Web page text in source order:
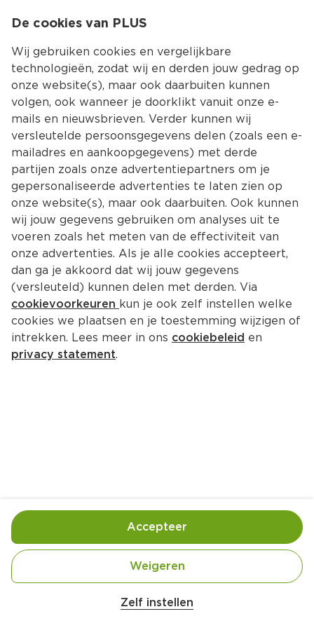
Kies jouw
Terug Producten
Uit de keuken van PLUS Pasta
Tonijn
Handige informatie over dit product
Uit de keuken van PLUS
De cookies van PLUS
Wij gebruiken cookies en vergelijkbare
technologieën, zodat wij en derden jouw gedrag op
onze website(s), maar ook daarbuiten kunnen
volgen, ook wanneer je doorklikt vanuit onze e-
mails en nieuwsbrieven. Verder kunnen wij
versleutelde persoonsgegevens delen (zoals een e-
mailadres en aankoopgegevens) met derde
partijen zoals onze advertentiepartners om je
gepersonaliseerde advertenties te laten zien op
onze website(s), maar ook daarbuiten. Ook kunnen
wij jouw gegevens gebruiken om analyses uit te
voeren zoals het meten van de effectiviteit van
onze advertenties. Als je alle cookies accepteert,
dan ga je akkoord dat wij jouw gegevens
(versleuteld) kunnen delen met derden. Via
cookievoorkeuren kun je ook zelf instellen welke
cookies we plaatsen en je toestemming wijzigen of
intrekken. Lees meer in ons cookiebeleid en
privacy statement.
Zelf instellen
Weigeren
Accepteer